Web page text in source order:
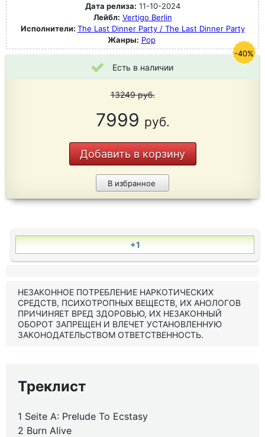
Дата релиза: 11-10-2024
Лейбл: Vertigo Berlin
Исполнители: The Last Dinner Party / The Last Dinner Party
Жанры: Pop
Есть в наличии
13249руб.
7999 руб.
Добавить в корзину
В избранное
-40%
+1
НЕЗАКОННОЕ ПОТРЕБЛЕНИЕ НАРКОТИЧЕСКИХ
СРЕДСТВ, ПСИХОТРОПНЫХ ВЕЩЕСТВ, ИХ АНОЛОГОВ
ПРИЧИНЯЕТ ВРЕД ЗДОРОВЬЮ, ИХ НЕЗАКОННЫЙ
ОБОРОТ ЗАПРЕЩЕН И ВЛЕЧЕТ УСТАНОВЛЕННУЮ
ЗАКОНОДАТЕЛЬСТВОМ ОТВЕТСТВЕННОСТЬ.
Треклист
1 Seite A: Prelude To Ecstasy
2 Burn Alive